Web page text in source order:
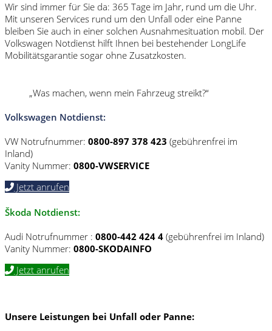
Wir sind immer für Sie da: 365 Tage im Jahr, rund um die Uhr.
Mit unseren Services rund um den Unfall oder eine Panne
bleiben Sie auch in einer solchen Ausnahmesituation mobil. Der
Volkswagen Notdienst hilft Ihnen bei bestehender LongLife
Mobilitätsgarantie sogar ohne Zusatzkosten.
„Was machen, wenn mein Fahrzeug streikt?“
Volkswagen Notdienst:
VW Notrufnummer: 0800-897 378 423 (gebührenfrei im
Inland)
Vanity Nummer: 0800-VWSERVICE
Jetzt anrufen
Škoda Notdienst:
Audi Notrufnummer : 0800-442 424 4 (gebührenfrei im Inland)
Vanity Nummer: 0800-SKODAINFO
Jetzt anrufen
Unsere Leistungen bei Unfall oder Panne: